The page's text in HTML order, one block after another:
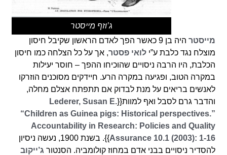
ג’וזף מייסטר
מייסטר
היה בן 9 כאשר הפך לאדם הראשון שקיבל חיסון
מוצלח נגד כלבת ע”ילואי פסטר, אך על כל הצלחה כמו חיסון
הכלבת, היו הרבה ניסויים שהוכיחו ההפך – חוסר יעילות
במקרה הטוב, ופגיעה במקרה הרע. חיידקים מסוכנים הוזרקו
לאנשים בריאים על מנת לבדוק אם תתפתח אצלם מחלה,
והדבר גרם לסבל ואף למוות{{Lederer, Susan E.
“Children as Guinea pigs: Historical perspectives.”
Accountability in Research: Policies and Quality
Assurance 10.1 (2003): 1-16
}}. בשנת 1900, נעשה ניסיון
להסדיר ניסויים בבני אדם במחוז קולומביה. הסנטור ג’ייקוב